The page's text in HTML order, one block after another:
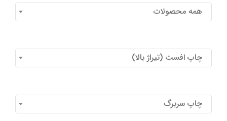
همه محصولات
چاپ افست (تیراژ بالا)
چاپ سربرگ